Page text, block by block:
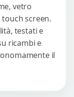
vetro
screen.
testati e
ricambi e
il